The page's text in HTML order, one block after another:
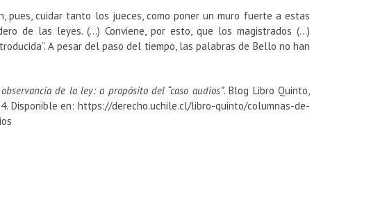
pues, cuidar tanto los jueces, como poner un muro fuerte a estas
de las leyes. (…) Conviene, por esto, que los magistrados (…)
A pesar del paso del tiempo, las palabras de Bello no han
de la ley: a propósito del “caso audios”. Blog Libro Quinto,
Disponible en: https://derecho.uchile.cl/libro-quinto/columnas-de-